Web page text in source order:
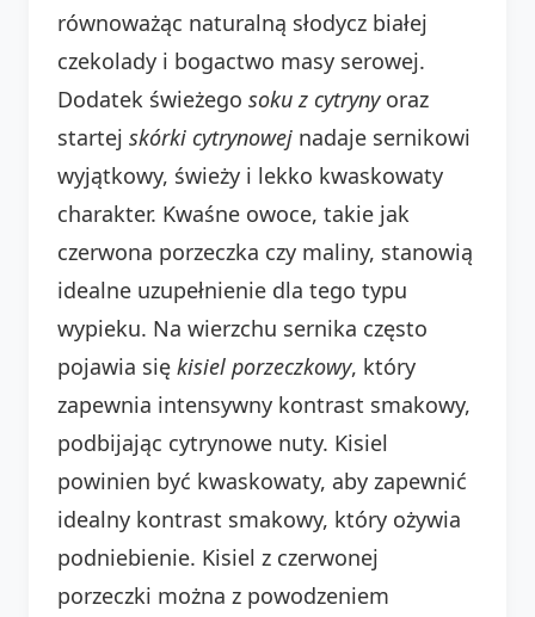
równoważąc naturalną słodycz białej
czekolady i bogactwo masy serowej.
Dodatek świeżego soku z cytrynyoraz
startej skórki cytrynowej nadaje sernikowi
wyjątkowy, świeży i lekko kwaskowaty
charakter. Kwaśne owoce, takie jak
czerwona porzeczka czy maliny, stanowią
idealne uzupełnienie dla tego typu
wypieku. Na wierzchu sernika często
pojawia się kisiel porzeczkowy, który
zapewnia intensywny kontrast smakowy,
podbijając cytrynowe nuty. Kisiel
powinien być kwaskowaty, aby zapewnić
idealny kontrast smakowy, który ożywia
podniebienie. Kisiel z czerwonej
porzeczki można z powodzeniem